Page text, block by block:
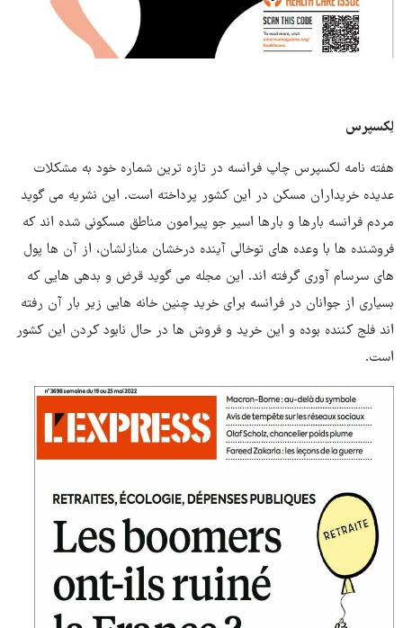
لِکسپرس
هفته نامه لکسپرس چاپ فرانسه در تازه ترین شماره خود به مشکلات
عدیده خریداران مسکن در این کشور پرداخته است. این نشریه می گوید
مردم فرانسه بارها و بارها اسیر جو پیرامون مناطق مسکونی شده اند که
فروشنده ها با وعده های توخالی آینده درخشان منازلشان، از آن ها پول
های سرسام آوری گرفته اند. این مجله می گوید قرض و بدهی هایی که
بسیاری از جوانان در فرانسه برای خرید چنین خانه هایی زیر بار آن رفته
اند فلج کننده بوده و این خرید و فروش ها در حال نابود کردن این کشور
است.